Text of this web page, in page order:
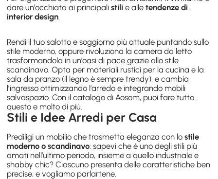
dare un’occhiata ai principalistili e alletendenze di
interior design
Rendi il tuosalotto e soggiorno più attuale puntando sullo
stile moderno, oppure rivoluziona lacamera da letto
trasformandola in un’oasi di pace grazie allo stile
scandinavo. Opta per materiali rustici per la cucina e la
sala da pranzo (il legno è sempre trendy), e cambia
l’ingresso ottimizzando l’arredo e integrando mobili
salvaspazio. Con il catalogo di Aosom, puoi fare tutto
questo e molto di più.
Stili e Idee Arredi per Casa
Prediligi un mobilio che trasmetta eleganza con lostile
moderno o scandinavo: sapevi che è uno degli stili più
amati nell’ultimo periodo, insieme a quello industriale e
shabby chic? Ciascuno presenta delle caratteristiche ben
precise, e vogliamo parlartene.